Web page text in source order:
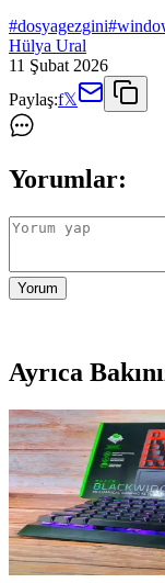
#dosyagezgini#
Hülya Ural
11 Şubat 2026
Paylaş:f𝕏
Yorumlar:
Yorum
Ayrıca
Windows Dosya
Çözüm
Windows Dosya
Windows 10 ve 11'de
çözüm yöntemleri